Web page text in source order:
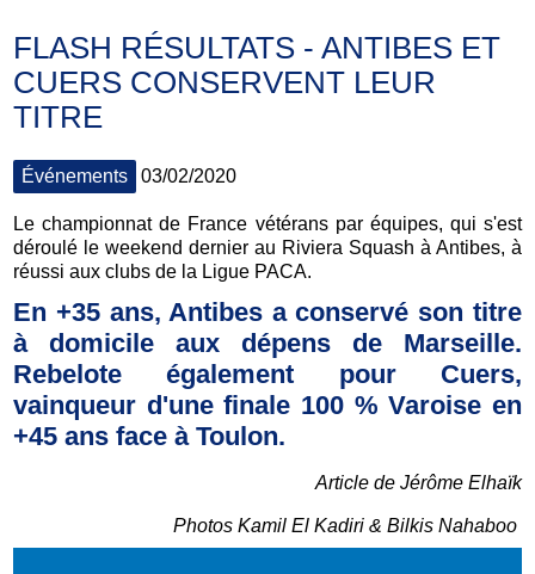
FLASH RÉSULTATS - ANTIBES ET
CUERS CONSERVENT LEUR
TITRE
Événements 03/02/2020
Le championnat de France vétérans par équipes, qui s'est
déroulé le weekend dernier au Riviera Squash à Antibes, à
réussi aux clubs de la Ligue PACA.
En +35 ans, Antibes a conservé son titre
à domicile aux dépens de Marseille.
Rebelote également pour Cuers,
vainqueur d'une finale 100 % Varoise en
+45 ans face à Toulon.
Article de Jérôme Elhaïk
Photos Kamil El Kadiri & Bilkis Nahaboo